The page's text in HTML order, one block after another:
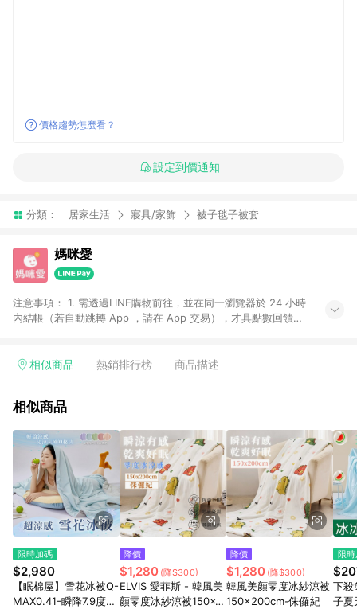
價格趨勢怎麼看？
設定到價通知
分類： 居家生活 寢具/家飾 被子毯子被套
媽咪愛
注意事項： 1. 需透過LINE購物前往，並在同一瀏覽器於 24 小時
內結帳（若自動跳轉 App ，請在 App 交易），才具點數回饋資
請更新至 3.9 才具贈點資格。 5. 點數將於廠商出貨後 30 天後發
車標示為準。 7. LINE購物導購回饋無法與媽咪愛站上折價券並
商品類別不回饋，請參考以下列表：童書館出清 / Switch 遊戲片
/ 瑪利歐玩具 / LEGO樂高 / 尿布 / 橋樑書 / 中高年級推薦書單 /
行李箱 / 寶寶攝影機 / 雞精&鱸魚精 / 美妝保養 / 居家防護 / 暢銷
作者&經典角色 / 人氣卡通大集合 / 地墊&圍欄 / 外文&英文童書 /
套書專區 / 各式零嘴&堅果&珍珠&果乾&糖果 / 兒童耳機&耳麥 /
水果專區 / 親子理財書單 / 6~8歲推薦書單 / 箱購專區 / 寶可夢
pokemon玩具 / 世界名著 / 廚房家電 / 蔬果汁&奶粉 / 體能玩具 /
相似商品 熱銷排行榜 商品描述
相似商品
限時加碼
$2,980
【眠棉屋】雪花冰被Q-
MAX0.41-瞬降7.9度C-
降價
$1,280 (降$300)
ELVIS 愛菲斯 - 韓風美
顏零度冰紗涼被150x2
降價
$1,280 (降$300)
韓風美顏零度冰紗涼被
150x200cm-侏儸紀
限
下殺
子夏